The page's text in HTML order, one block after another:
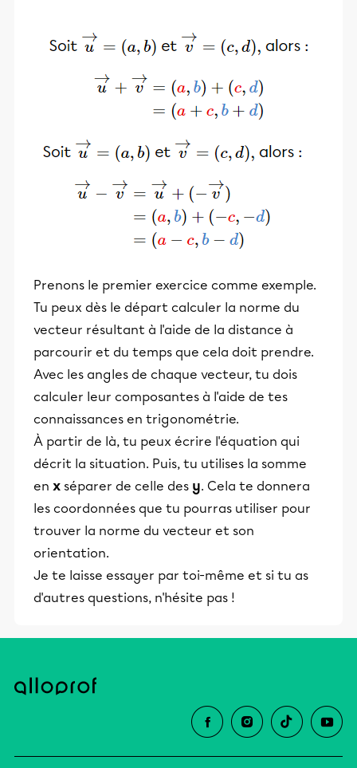
Prenons le premier exercice comme exemple.
Tu peux dès le départ calculer la norme du
vecteur résultant à l'aide de la distance à
parcourir et du temps que cela doit prendre.
Avec les angles de chaque vecteur, tu dois
calculer leur composantes à l'aide de tes
connaissances en trigonométrie.
À partir de là, tu peux écrire l'équation qui
décrit la situation. Puis, tu utilises la somme
en x séparer de celle des y. Cela te donnera
les coordonnées que tu pourras utiliser pour
trouver la norme du vecteur et son
orientation.
Je te laisse essayer par toi-même et si tu as
d'autres questions, n'hésite pas !